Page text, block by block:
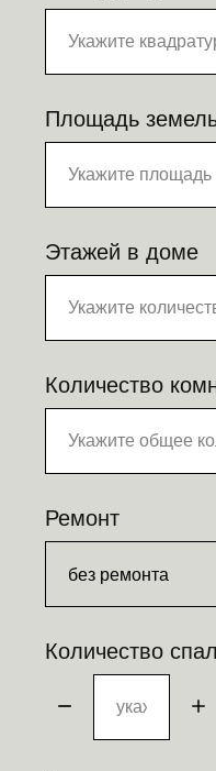
Площадь
Этажей в доме
Количество
Ремонт
Количество